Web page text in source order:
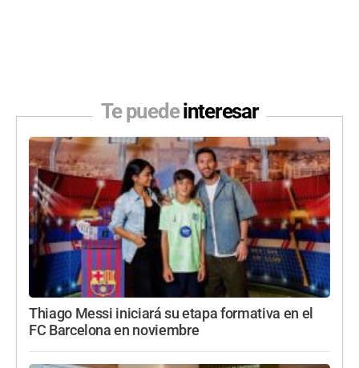
Te puedeinteresar
Thiago Messi iniciará su etapa formativa en el
FC Barcelona en noviembre